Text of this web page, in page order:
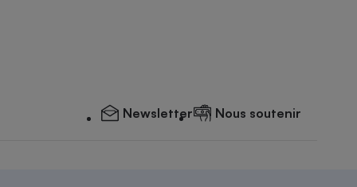
Newsletter Nous soutenir